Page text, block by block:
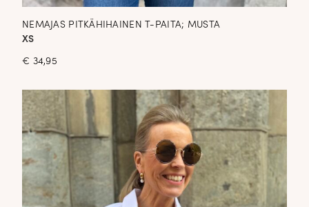
NEMAJAS PITKÄHIHAINEN T-PAITA; MUSTA
XS
€ 34,95